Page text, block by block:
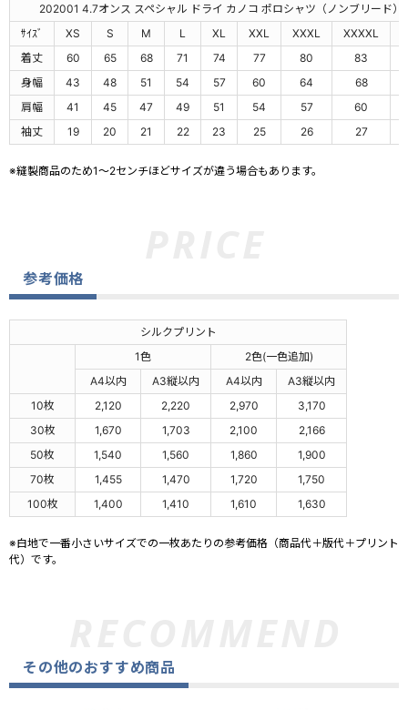
202001 4.7オンス スペシャル ドライ カノコ ポロシャツ（ノンブリード）
ｻｲｽﾞ
XS S M L XL XXL XXXL XXXXL
着丈
60 65 68 71 74 77 80 83
身幅
43 48 51 54 57 60 64 68
肩幅
41 45 47 49 51 54 57 60
袖丈
19 20 21 22 23 25 26 27
※縫製商品のため1～2センチほどサイズが違う場合もあります。
参考価格
シルクプリント
1色
2色(一色追加)
A4以内
A3縦以内 A4以内
A3縦以内
10枚
2,120 2,220 2,970
3,170
30枚
1,670 1,703 2,100
2,166
50枚
1,540 1,560 1,860
1,900
70枚
1,455 1,470 1,720
1,750
100枚
1,400 1,410 1,610 1,630
※白地で一番小さいサイズでの一枚あたりの参考価格（商品代＋版代＋プリント
代）です。
その他のおすすめ商品